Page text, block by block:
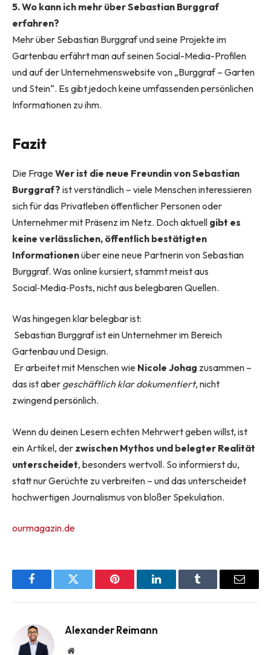
5. Wo kann ich mehr über Sebastian Burggraf
erfahren?
Mehr über Sebastian Burggraf und seine Projekte im
Gartenbau erfährt man auf seinen Social-Media-Profilen
und auf der Unternehmenswebsite von „Burggraf – Garten
und Stein“. Es gibt jedoch keine umfassenden persönlichen
Informationen zu ihm.
Fazit
Die FrageWer ist die neue Freundin von Sebastian
Burggraf? ist verständlich – viele Menschen interessieren
sich für das Privatleben öffentlicher Personen oder
Unternehmer mit Präsenz im Netz. Doch aktuell gibt es
keine verlässlichen, öffentlich bestätigten
Informationenüber eine neue Partnerin von Sebastian
Burggraf. Was online kursiert, stammt meist aus
Social‑Media‑Posts, nicht aus belegbaren Quellen.
Was hingegen klar belegbar ist:
Sebastian Burggraf ist ein Unternehmer im Bereich
Gartenbau und Design.
Er arbeitet mit Menschen wie Nicole Johag zusammen –
das ist aber geschäftlich klar dokumentiert, nicht
zwingend persönlich.
Wenn du deinen Lesern echten Mehrwert geben willst, ist
ein Artikel, der zwischen Mythos und belegter Realität
unterscheidet, besonders wertvoll. So informierst du,
statt nur Gerüchte zu verbreiten – und das unterscheidet
hochwertigen Journalismus von bloßer Spekulation.
ourmagazin.de
FacebookTwitter Pinterest LinkedInTumblr Email
Alexander Reimann
Website